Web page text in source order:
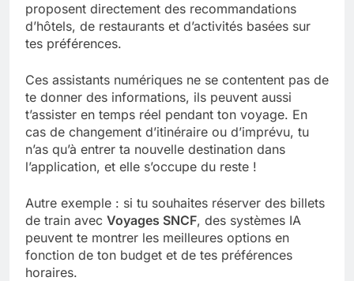
proposent directement des recommandations
d’hôtels, de restaurants et d’activités basées sur
tes préférences.
Ces assistants numériques ne se contentent pas de
te donner des informations, ils peuvent aussi
t’assister en temps réel pendant ton voyage. En
cas de changement d’itinéraire ou d’imprévu, tu
n’as qu’à entrer ta nouvelle destination dans
l’application, et elle s’occupe du reste !
Autre exemple : si tu souhaites réserver des billets
de train avec Voyages SNCF, des systèmes IA
peuvent te montrer les meilleures options en
fonction de ton budget et de tes préférences
horaires.